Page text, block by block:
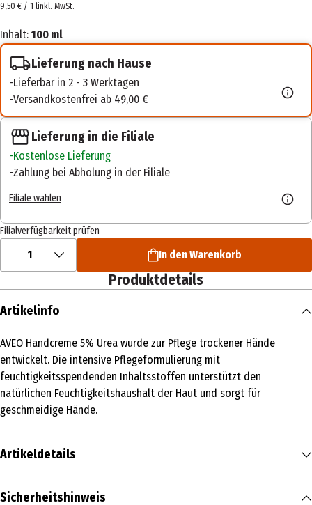
9,50 € / 1 linkl. MwSt.
Inhalt: 100 ml
Lieferung nach Hause
Lieferbar in 2 - 3 Werktagen
Versandkostenfrei ab 49,00 €
Lieferung in die Filiale
Kostenlose Lieferung
Zahlung bei Abholung in der Filiale
Filiale wählen
Filialverfügbarkeit prüfen
1 In den Warenkorb
Produktdetails
Artikelinfo
AVEO Handcreme 5% Urea wurde zur Pflege trockener Hände
entwickelt. Die intensive Pflegeformulierung mit
feuchtigkeitsspendenden Inhaltsstoffen unterstützt den
natürlichen Feuchtigkeitshaushalt der Haut und sorgt für
geschmeidige Hände.
Artikeldetails
Inhalt
Sicherheitshinweis